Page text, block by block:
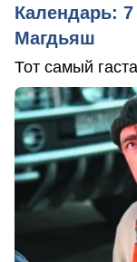
Календарь:
Магдьяш
Тот самый